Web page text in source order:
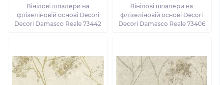
Вінілові шпалери на
флізеліновій основі Decori
Decori Damasco Reale 73442
Вінілові шпалери на
флізеліновій основі Decori
Decori Damasco Reale 73406